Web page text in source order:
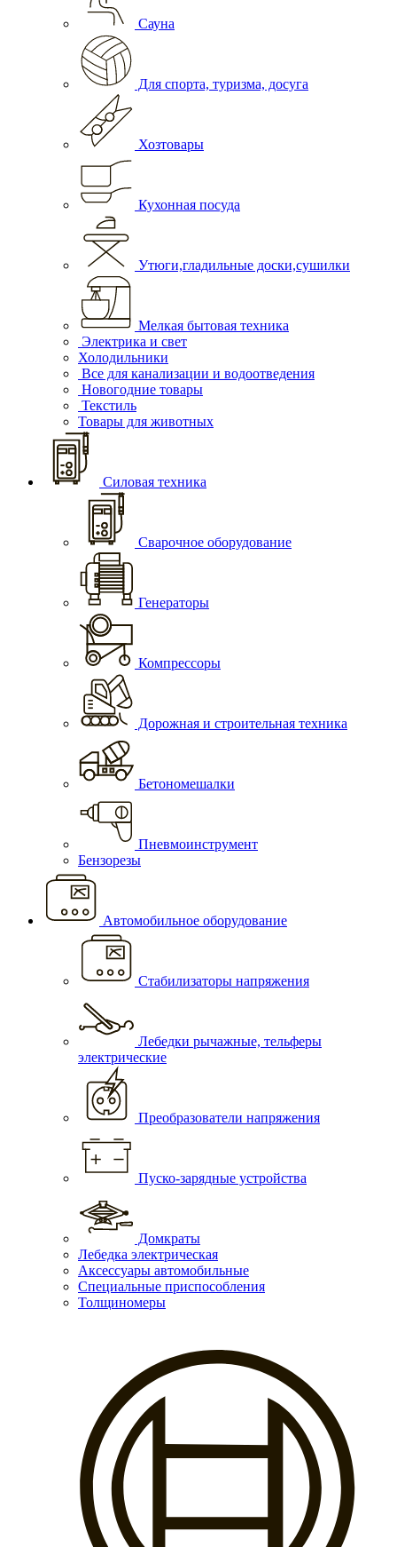
Сауна
Для спорта, туризма, досуга
Хозтовары
Кухонная посуда
Утюги,гладильные доски,сушилки
Мелкая бытовая техника
Электрика и свет
Холодильники
Все для канализации и водоотведения
Новогодние товары
Текстиль
Товары для животных
Силовая техника
Сварочное оборудование
Генераторы
Компрессоры
Дорожная и строительная техника
Бетономешалки
Пневмоинструмент
Бензорезы
Автомобильное оборудование
Стабилизаторы напряжения
Лебедки рычажные, тельферы
электрические
Преобразователи напряжения
Пуско-зарядные устройства
Домкраты
Лебедка электрическая
Аксессуары автомобильные
Специальные приспособления
Толщиномеры